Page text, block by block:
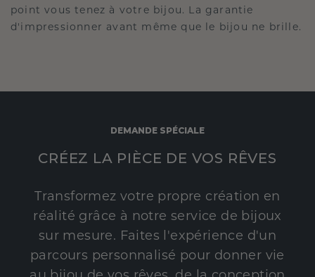
point vous tenez à votre bijou. La garantie
d'impressionner avant même que le bijou ne brille.
DEMANDE SPÉCIALE
CRÉEZ LA PIÈCE DE VOS RÊVES
Transformez votre propre création en
réalité grâce à notre service de bijoux
sur mesure. Faites l'expérience d'un
parcours personnalisé pour donner vie